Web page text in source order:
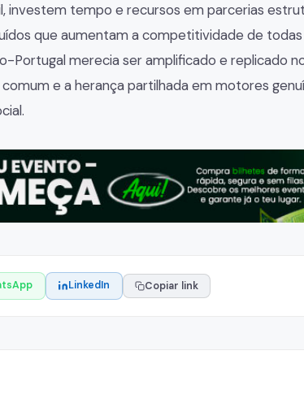
investem tempo e recursos em parcerias
que aumentam a competitividade de todas
Portugal merecia ser amplificado e replicado
e a herança partilhada em motores
LinkedIn Copiar link